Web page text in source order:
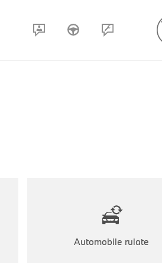
Automobile rulate